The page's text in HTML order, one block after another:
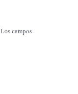
Los campos